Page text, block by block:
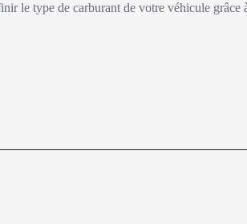
le type de carburant de votre véhicule grâce